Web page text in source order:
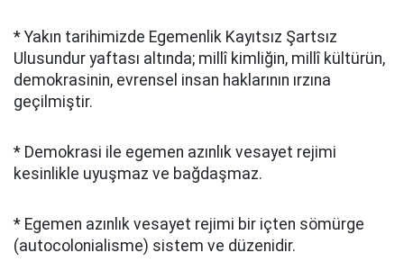
* Yakın tarihimizde Egemenlik Kayıtsız Şartsız
Ulusundur yaftası altında; millî kimliğin, millî kültürün,
demokrasinin, evrensel insan haklarının ırzına
geçilmiştir.
* Demokrasi ile egemen azınlık vesayet rejimi
kesinlikle uyuşmaz ve bağdaşmaz.
* Egemen azınlık vesayet rejimi bir içten sömürge
(autocolonialisme) sistem ve düzenidir.